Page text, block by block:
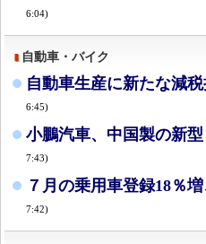
6:04)
自動車・バイク
自動車生産に新たな減
6:45)
小鵬汽車、中国製の新
7:43)
７月の乗用車登録18％
7:42)